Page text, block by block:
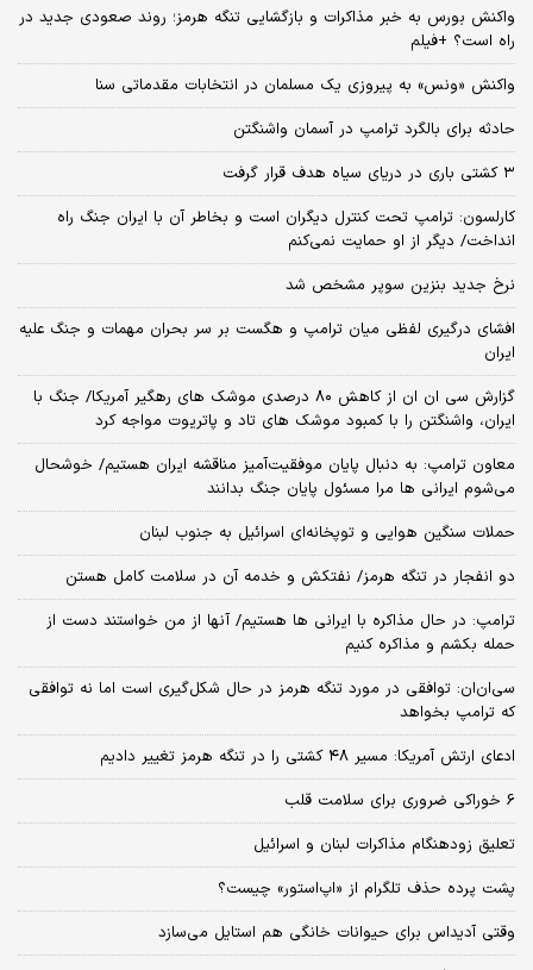
واکنش بورس به خبر مذاکرات و بازگشایی تنگه هرمز؛ روند صعودی جدید در
راه است؟ +فیلم
واکنش «ونس» به پیروزی یک مسلمان در انتخابات مقدماتی سنا
حادثه برای بالگرد ترامپ در آسمان واشنگتن
۳ کشتی باری در دریای سیاه هدف قرار گرفت
کارلسون: ترامپ تحت کنترل دیگران است و بخاطر آن با ایران جنگ راه
انداخت/ دیگر از او حمایت نمی‌کنم
نرخ جدید بنزین سوپر مشخص شد
افشای درگیری لفظی میان ترامپ و هگست بر سر بحران مهمات و جنگ علیه
ایران
گزارش سی ان ان از کاهش ۸۰ درصدی موشک های رهگیر آمریکا/ جنگ با
ایران، واشنگتن را با کمبود موشک های تاد و پاتریوت مواجه کرد
معاون ترامپ: به دنبال پایان موفقیت‌آمیز مناقشه ایران هستیم/ خوشحال
می‌شوم ایرانی ها مرا مسئول پایان جنگ بدانند
حملات سنگین هوایی و توپخانه‌ای اسرائیل به جنوب لبنان
دو انفجار در تنگه هرمز/ نفتکش و خدمه آن در سلامت کامل هستن
ترامپ: در حال مذاکره با ایرانی ها هستیم/ آنها از من خواستند دست از
حمله بکشم و مذاکره کنیم
سی‌ان‌ان: توافقی در مورد تنگه هرمز در حال شکل‌گیری است اما نه توافقی
که ترامپ بخواهد
ادعای ارتش آمریکا: مسیر ۴۸ کشتی را در تنگه هرمز تغییر دادیم
6 خوراکی ضروری برای سلامت قلب
تعلیق زودهنگام مذاکرات لبنان و اسرائیل
پشت پرده حذف تلگرام از «اپ‌استور» چیست؟
وقتی آدیداس برای حیوانات خانگی هم استایل می‌سازد